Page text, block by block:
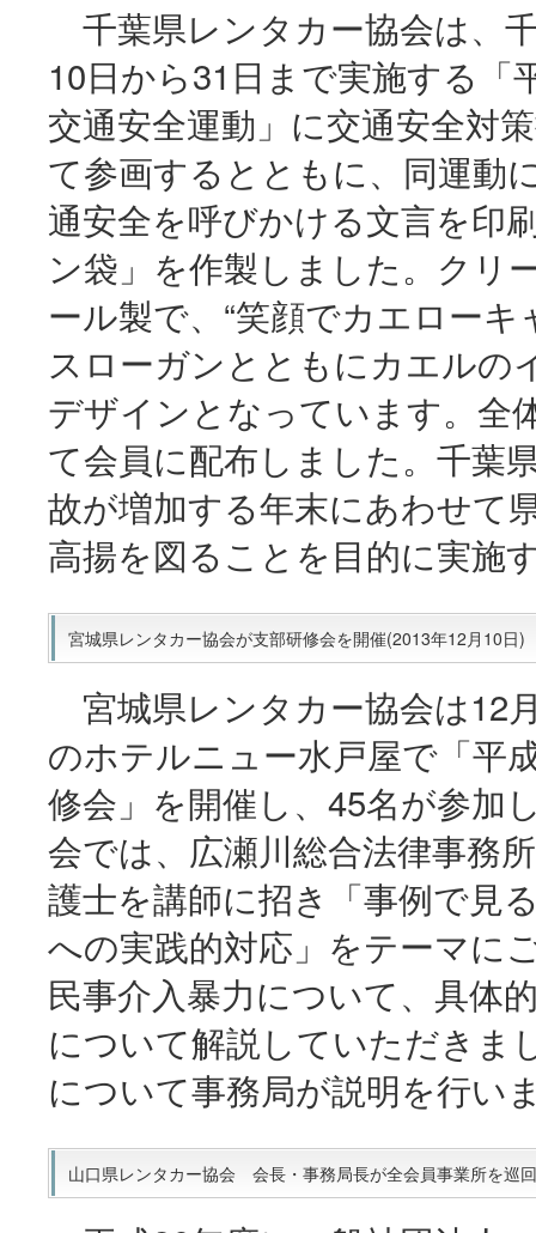
千葉県レンタカー協会は、
10日から31日まで実施する「
交通安全運動」に交通安全対
て参画するとともに、同運動
通安全を呼びかける文言を印
ン袋」を作製しました。クリ
ール製で、“笑顔でカエローキ
スローガンとともにカエル
デザインとなっています。全
て会員に配布しました。千葉
故が増加する年末にあわせて
高揚を図ることを目的に実施
宮城県レンタカー協会が支部研修会を開催(2013年12月10日)
宮城県レンタカー協会は12
のホテルニュー水戸屋で「平
修会」を開催し、45名が参加
会では、広瀬川総合法律事務
護士を講師に招き「事例で見
への実践的対応」をテーマに
民事介入暴力について、具体
について解説していただきま
について事務局が説明を行い
山口県レンタカー協会 会長・事務局長が全会員事業所を巡